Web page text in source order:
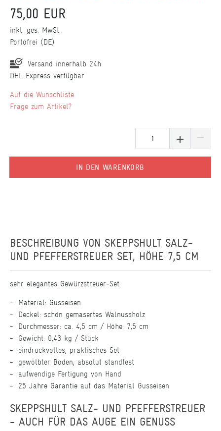
75,00 EUR
inkl. ges. MwSt.
Portofrei (DE)
Versand innerhalb 24h
DHL Express verfügbar
IN DEN WARENKORB
Wunschliste
Frage zum Artikel?
BESCHREIBUNG VON SKEPPSHULT SALZ-
UND PFEFFERSTREUER SET, HÖHE 7,5 CM
sehr elegantes Gewürzstreuer-Set
Material: Gusseisen
Deckel: schön gemasertes Walnussholz
Durchmesser: ca. 4,5 cm / Höhe: 7,5 cm
Gewicht: 0,43 kg / Stück
eindruckvolles, praktisches Set
gewölbter Boden, absolut standfest
aufwendige Fertigung von Hand
25 Jahre Garantie auf das Material Gusseisen
SKEPPSHULT SALZ- UND PFEFFERSTREUER
- AUCH FÜR DAS AUGE EIN GENUSS